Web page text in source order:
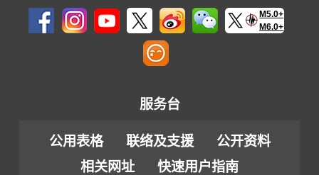
M5.0+
M6.0+
服务台
公用表格 联络及支援
公开资料
相关网址
快速用户指南